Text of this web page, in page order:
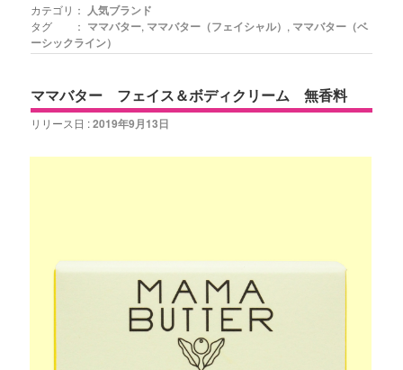
カテゴリ： 人気ブランド
タグ ： ママバター, ママバター（フェイシャル） , ママバター（ベ
ーシックライン）
ママバター フェイス＆ボディクリーム 無香料
リリース日 :2019年9月13日